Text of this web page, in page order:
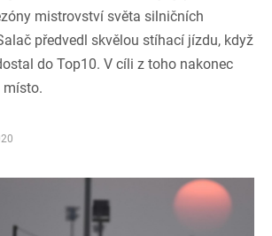
mistrovství světa silničních
předvedl skvělou stíhací jízdu, když
do Top10. V cíli z toho nakonec
místo.